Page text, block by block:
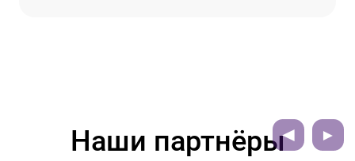
Наши партнёры